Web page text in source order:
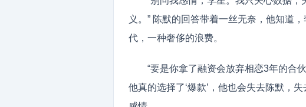
义。” 陈默的回答带着一丝无奈，他知道
代，一种奢侈的浪费。
“要是你拿了融资会放弃相恋3年的合
他真的选择了‘爆款’，他也会失去陈默，